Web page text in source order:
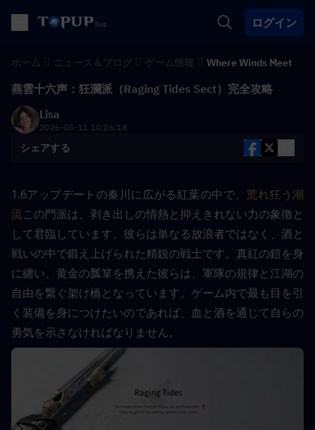
ログイン
Where Winds Meet
燕雲十六声：狂瀾派（Raging Tides Sect）完全攻略
Lisa
2026-05-11 10:26:18
シェアする
1.6アップデートの秦川に広がる紅葉の中で、 荒れ狂う潮
流この門派は、剥き出しの情熱と抑えきれない力の象徴と
して君臨しています。彼らは単なる放浪者ではなく、酒と
戦いの中で鍛え上げられた精鋭の戦士です。真紅の鎧を身
に纏い、黄金の瓢箪を携えた彼らは、軍隊の規律と江湖の
自由を繋ぐ架け橋となっています。ゲーム内で最も目を引
く装備を身につけたいのであれば、血と酒を通じて自らの
勇気を示さなければなりません。